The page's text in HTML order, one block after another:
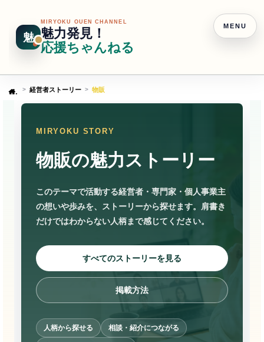
魅
MIRYOKU OUEN CHANNEL
魅力発見！
応援ちゃんねる
Home 経営者ストーリー 物販
MIRYOKU STORY
物販の魅力ストーリー
このテーマで活動する経営者・専門家・個人事業主
の想いや歩みを、ストーリーから探せます。肩書き
だけではわからない人柄まで感じてください。
すべてのストーリーを見る
掲載方法
人柄から探せる 相談・紹介につながる
MENU